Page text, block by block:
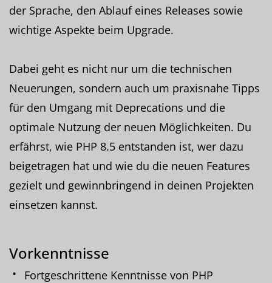
der Sprache, den Ablauf eines Releases sowie
wichtige Aspekte beim Upgrade.
Dabei geht es nicht nur um die technischen
Neuerungen, sondern auch um praxisnahe Tipps
für den Umgang mit Deprecations und die
optimale Nutzung der neuen Möglichkeiten. Du
erfährst, wie PHP 8.5 entstanden ist, wer dazu
beigetragen hat und wie du die neuen Features
gezielt und gewinnbringend in deinen Projekten
einsetzen kannst.
Vorkenntnisse
Fortgeschrittene Kenntnisse von PHP